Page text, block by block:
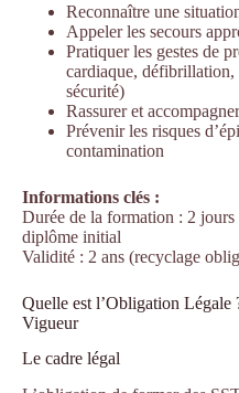
Reconnaître une
Appeler les secours
Pratiquer les gestes de
cardiaque, défibrillation,
sécurité)
Rassurer et
Prévenir les risques
contamination
Informations clés :
Durée de la formation : 2
diplôme initial
Validité : 2 ans (recyclage
Quelle est l’Obligation Légale
Vigueur
Le cadre légal